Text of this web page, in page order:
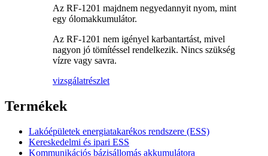
Az RF-1201 majdnem negyedannyit nyom, mint
egy ólomakkumulátor.
Az RF-1201 nem igényel karbantartást, mivel
nagyon jó tömítéssel rendelkezik. Nincs szükség
vízre vagy savra.
vizsgálatrészlet
Termékek
Lakóépületek energiatakarékos rendszere (ESS)
Kereskedelmi és ipari ESS
Kommunikációs bázisállomás akkumulátora